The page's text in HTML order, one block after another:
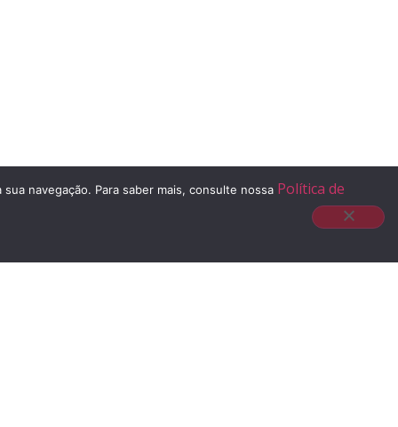
navegação. Para saber mais, consulte nossa Política de